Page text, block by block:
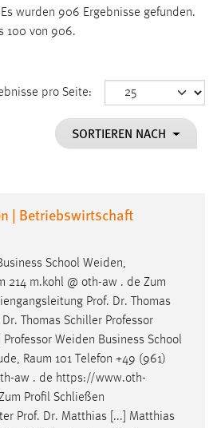
Es wurden 906 Ergebnisse gefunden.
100 von 906.
pro Seite:
SORTIEREN NACH
| Betriebswirtschaft
School Weiden,
214 m.kohl @ oth-aw . de Zum
Prof. Dr. Thomas
Thomas Schiller Professor
Professor Weiden Business School
Raum 101 Telefon +49 (961)
aw . de https://www.oth-
Profil Schließen
Prof. Dr. Matthias [...] Matthias
die ausgewählten Einverständnis-
wird in diesem Cookie
eingeloggt ist.